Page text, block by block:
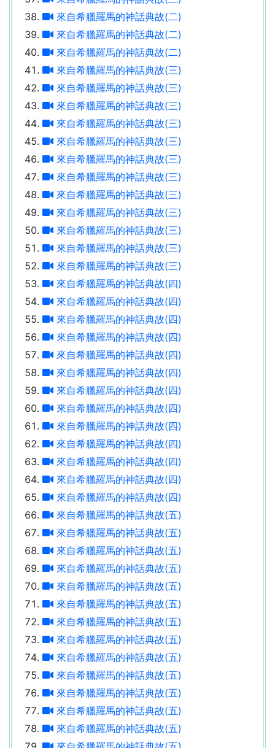
來自希臘羅馬的神話典故(二)
來自希臘羅馬的神話典故(二)
來自希臘羅馬的神話典故(二)
來自希臘羅馬的神話典故(三)
來自希臘羅馬的神話典故(三)
來自希臘羅馬的神話典故(三)
來自希臘羅馬的神話典故(三)
來自希臘羅馬的神話典故(三)
來自希臘羅馬的神話典故(三)
來自希臘羅馬的神話典故(三)
來自希臘羅馬的神話典故(三)
來自希臘羅馬的神話典故(三)
來自希臘羅馬的神話典故(三)
來自希臘羅馬的神話典故(三)
來自希臘羅馬的神話典故(三)
來自希臘羅馬的神話典故(四)
來自希臘羅馬的神話典故(四)
來自希臘羅馬的神話典故(四)
來自希臘羅馬的神話典故(四)
來自希臘羅馬的神話典故(四)
來自希臘羅馬的神話典故(四)
來自希臘羅馬的神話典故(四)
來自希臘羅馬的神話典故(四)
來自希臘羅馬的神話典故(四)
來自希臘羅馬的神話典故(四)
來自希臘羅馬的神話典故(四)
來自希臘羅馬的神話典故(四)
來自希臘羅馬的神話典故(四)
來自希臘羅馬的神話典故(五)
來自希臘羅馬的神話典故(五)
來自希臘羅馬的神話典故(五)
來自希臘羅馬的神話典故(五)
來自希臘羅馬的神話典故(五)
來自希臘羅馬的神話典故(五)
來自希臘羅馬的神話典故(五)
來自希臘羅馬的神話典故(五)
來自希臘羅馬的神話典故(五)
來自希臘羅馬的神話典故(五)
來自希臘羅馬的神話典故(五)
來自希臘羅馬的神話典故(五)
來自希臘羅馬的神話典故(五)